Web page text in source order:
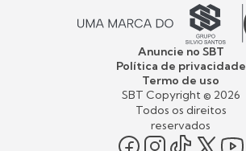
Anuncie no SBT
Política de privacidade
Termo de uso
SBT Copyright © 2026
Todos os direitos
reservados